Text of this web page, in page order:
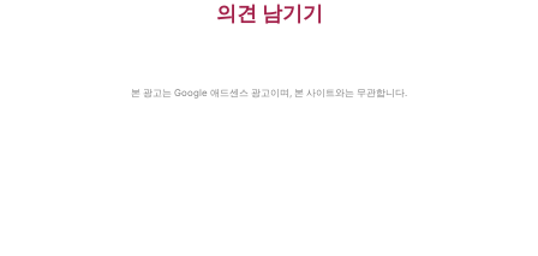
의견 남기기
본 광고는 Google 애드센스 광고이며, 본 사이트와는 무관합니다.